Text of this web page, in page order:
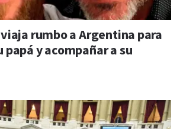
rumbo a Argentina para
papá y acompañar a su